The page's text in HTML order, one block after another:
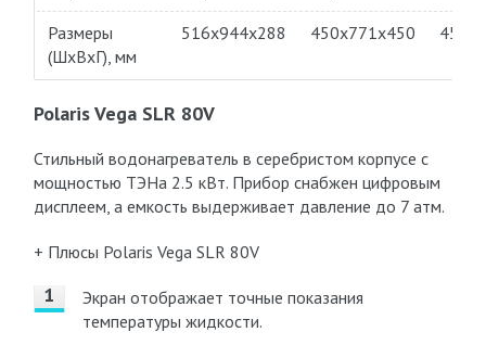
Размеры
(ШхВхГ), мм
516х944х288 450х771х450
Polaris Vega SLR 80V
Стильный водонагреватель в серебристом корпусе с
мощностью ТЭНа 2.5 кВт. Прибор снабжен цифровым
дисплеем, а емкость выдерживает давление до 7 атм.
+ Плюсы Polaris Vega SLR 80V
Экран отображает точные показания
температуры жидкости.